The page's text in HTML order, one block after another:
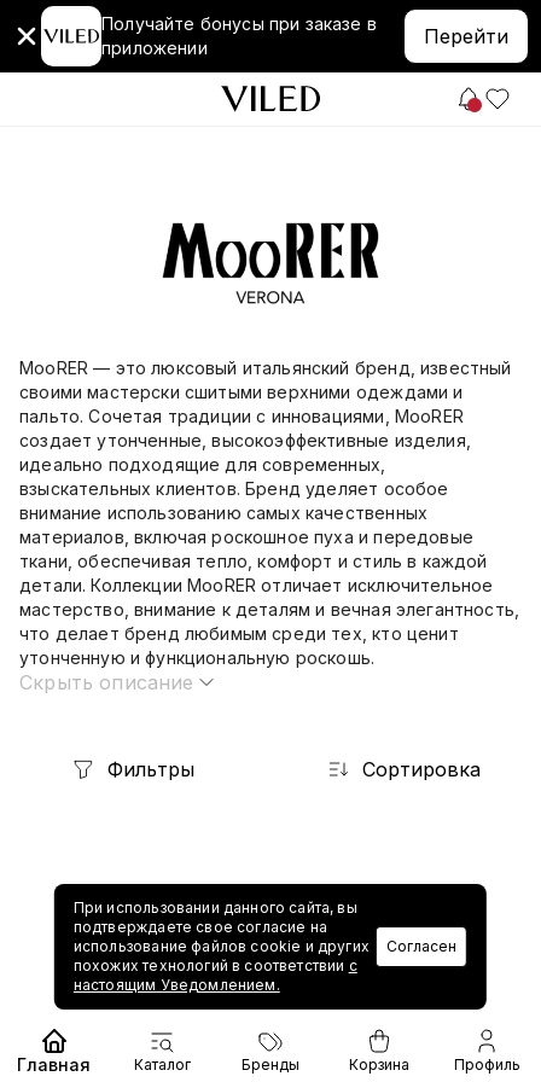
Получайте бонусы при заказе в
приложении
Перейти
MooRER — это люксовый итальянский бренд, известный
своими мастерски сшитыми верхними одеждами и
пальто. Сочетая традиции с инновациями, MooRER
создает утонченные, высокоэффективные изделия,
идеально подходящие для современных,
взыскательных клиентов. Бренд уделяет особое
внимание использованию самых качественных
материалов, включая роскошное пуха и передовые
ткани, обеспечивая тепло, комфорт и стиль в каждой
детали. Коллекции MooRER отличает исключительное
мастерство, внимание к деталям и вечная элегантность,
что делает бренд любимым среди тех, кто ценит
утонченную и функциональную роскошь.
Скрыть описание
Фильтры Сортировка
1
При использовании данного сайта, вы
подтверждаете свое согласие на
использование файлов cookie и других
похожих технологий в соответствии с
настоящим Уведомлением.
Согласен
Главная Каталог Бренды Корзина Профиль